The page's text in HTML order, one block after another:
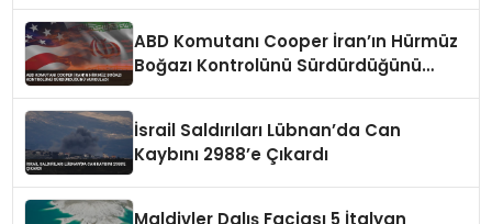
ABD Komutanı Cooper İran’ın Hürmüz
Boğazı Kontrolünü Sürdürdüğünü
İsrail Saldırıları Lübnan’da Can
Kaybını 2988’e Çıkardı
Maldivler Dalış Faciası 5 İtalyan